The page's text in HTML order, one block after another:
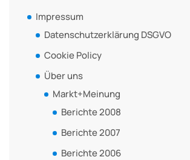
Impressum
Datenschutzerklärung DSGVO
Cookie Policy
Über uns
Markt+Meinung
Berichte 2008
Berichte 2007
Berichte 2006